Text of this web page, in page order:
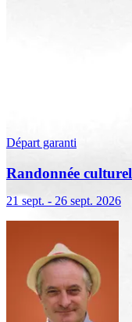
Départ garanti
Randonnée
21 sept. - 26 sept. 2026